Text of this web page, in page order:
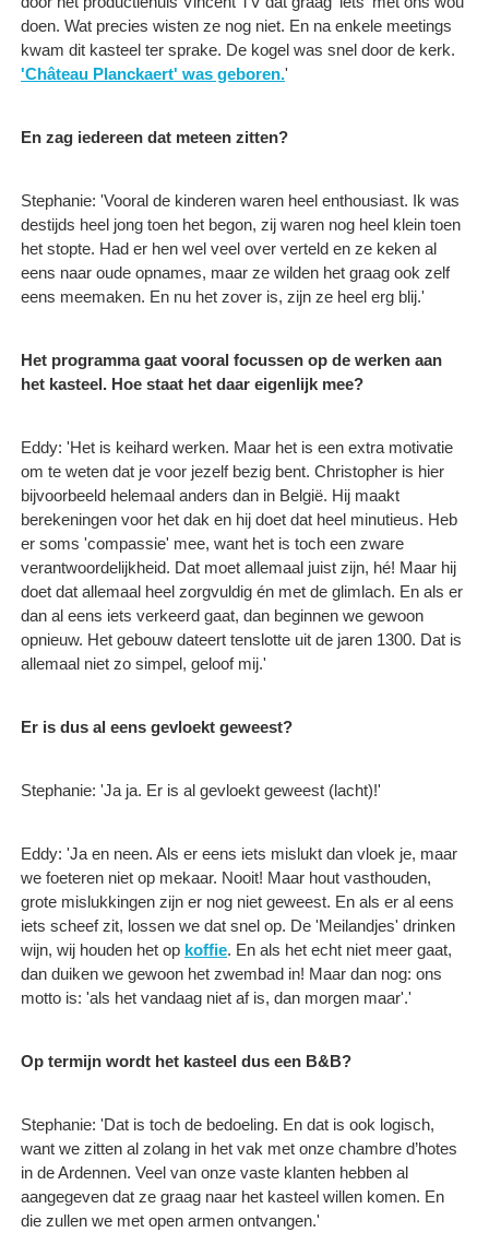
doen. Wat precies wisten ze nog niet. En na enkele meetings
kwam dit kasteel ter sprake. De kogel was snel door de kerk.
'Château Planckaert' was geboren.'
En zag iedereen dat meteen zitten?
Stephanie: 'Vooral de kinderen waren heel enthousiast. Ik was
destijds heel jong toen het begon, zij waren nog heel klein toen
het stopte. Had er hen wel veel over verteld en ze keken al
eens naar oude opnames, maar ze wilden het graag ook zelf
eens meemaken. En nu het zover is, zijn ze heel erg blij.'
Het programma gaat vooral focussen op de werken aan
het kasteel. Hoe staat het daar eigenlijk mee?
Eddy: 'Het is keihard werken. Maar het is een extra motivatie
om te weten dat je voor jezelf bezig bent. Christopher is hier
bijvoorbeeld helemaal anders dan in België. Hij maakt
berekeningen voor het dak en hij doet dat heel minutieus. Heb
er soms 'compassie' mee, want het is toch een zware
verantwoordelijkheid. Dat moet allemaal juist zijn, hé! Maar hij
doet dat allemaal heel zorgvuldig én met de glimlach. En als er
dan al eens iets verkeerd gaat, dan beginnen we gewoon
opnieuw. Het gebouw dateert tenslotte uit de jaren 1300. Dat is
allemaal niet zo simpel, geloof mij.'
Er is dus al eens gevloekt geweest?
Stephanie: 'Ja ja. Er is al gevloekt geweest (lacht)!'
Eddy: 'Ja en neen. Als er eens iets mislukt dan vloek je, maar
we foeteren niet op mekaar. Nooit! Maar hout vasthouden,
grote mislukkingen zijn er nog niet geweest. En als er al eens
iets scheef zit, lossen we dat snel op. De 'Meilandjes' drinken
wijn, wij houden het op koffie. En als het echt niet meer gaat,
dan duiken we gewoon het zwembad in! Maar dan nog: ons
motto is: 'als het vandaag niet af is, dan morgen maar'.'
Op termijn wordt het kasteel dus een B&B?
Stephanie: 'Dat is toch de bedoeling. En dat is ook logisch,
want we zitten al zolang in het vak met onze chambre d’hotes
in de Ardennen. Veel van onze vaste klanten hebben al
aangegeven dat ze graag naar het kasteel willen komen. En
die zullen we met open armen ontvangen.'